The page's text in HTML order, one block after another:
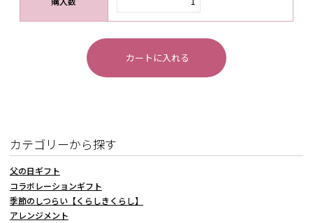
カテゴリーから探す
父の日ギフト
コラボレーションギフト
季節のしつらい【くらしきくらし】
アレンジメント